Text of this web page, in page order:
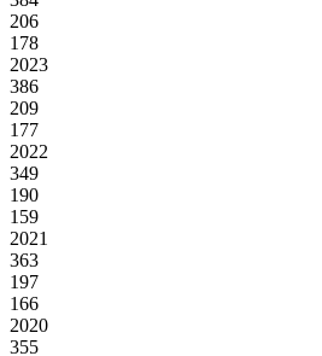
206
178
2023
386
209
177
2022
349
190
159
2021
363
197
166
2020
355